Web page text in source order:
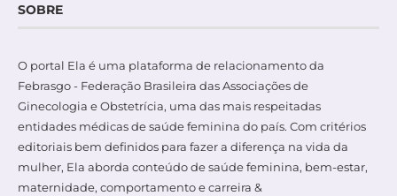
SOBRE
O portal Ela é uma plataforma de relacionamento da
Febrasgo - Federação Brasileira das Associações de
Ginecologia e Obstetrícia, uma das mais respeitadas
entidades médicas de saúde feminina do país. Com critérios
editoriais bem definidos para fazer a diferença na vida da
mulher, Ela aborda conteúdo de saúde feminina, bem-estar,
maternidade, comportamento e carreira &